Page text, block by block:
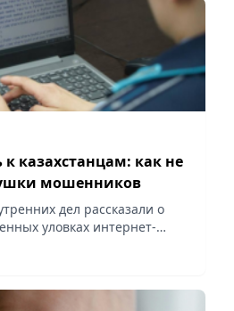
казахстанцам: как не
мошенников
дел рассказали о
уловках интернет-
как защитить себя от
По словам